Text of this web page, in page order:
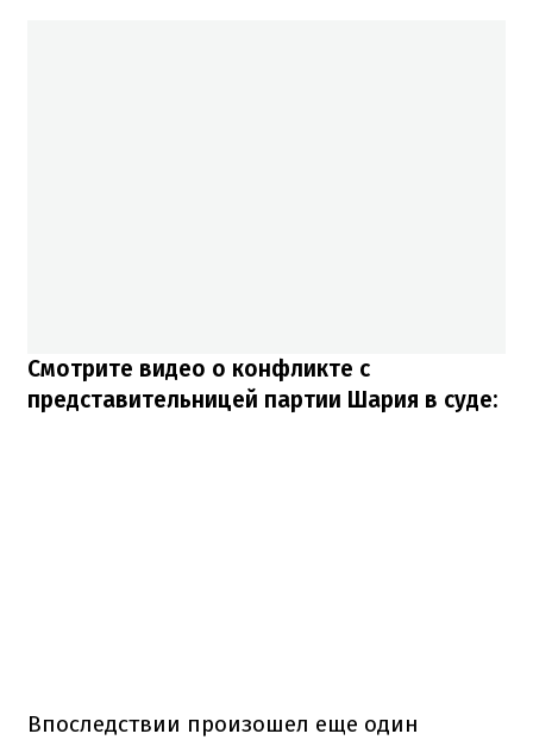
Смотрите видео о конфликте с
представительницей партии Шария в суде:
Впоследствии произошел еще один